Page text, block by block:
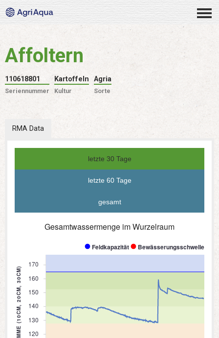
Affoltern
110618801
Seriennummer
Kartoffeln
Kultur
Agria
Sorte
RMA Data
letzte 30 Tage
letzte 60 Tage
gesamt